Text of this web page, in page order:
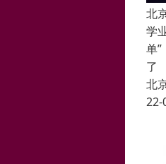
北
学
单
了
北
22-